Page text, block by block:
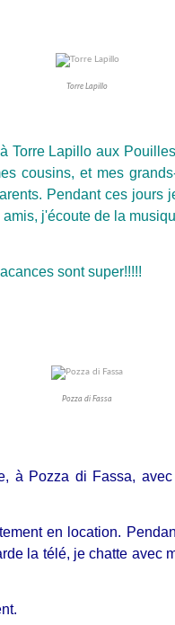
Torre Lapillo
Torre Lapillo aux
cousins, et mes
Pendant ces jours
j'écoute de la
sont super!!!!!
Pozza di Fassa
à Pozza di Fassa,
en location.
la télé, je chatte avec